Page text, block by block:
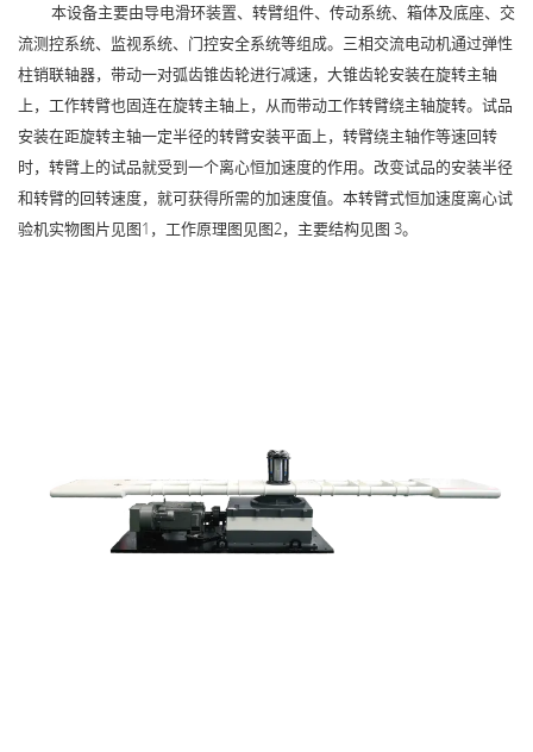
本设备主要由导电滑环装置、转臂组件、传动系统、箱体及底座、交
流测控系统、监视系统、门控安全系统等组成。三相交流电动机通过弹性
柱销联轴器，带动一对弧齿锥齿轮进行减速，大锥齿轮安装在旋转主轴
上，工作转臂也固连在旋转主轴上，从而带动工作转臂绕主轴旋转。试品
安装在距旋转主轴一定半径的转臂安装平面上，转臂绕主轴作等速回转
时，转臂上的试品就受到一个离心恒加速度的作用。改变试品的安装半径
和转臂的回转速度，就可获得所需的加速度值。本转臂式恒加速度离心试
验机实物图片见图1，工作原理图见图2，主要结构见图 3。